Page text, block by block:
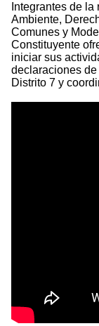
Integrantes de
Ambiente,
Comunes y
Constituyente
iniciar sus
declaraciones de
Distrito 7 y